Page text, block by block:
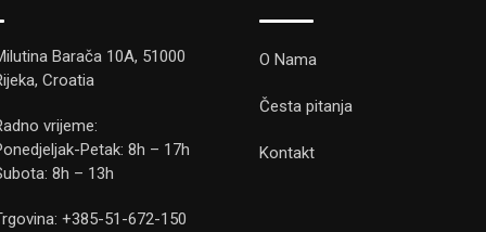
Barača 10A, 51000
Croatia
vrijeme:
Petak: 8h – 17h
8h – 13h
+385-51-672-150
O Nama
Česta pitanja
Kontakt